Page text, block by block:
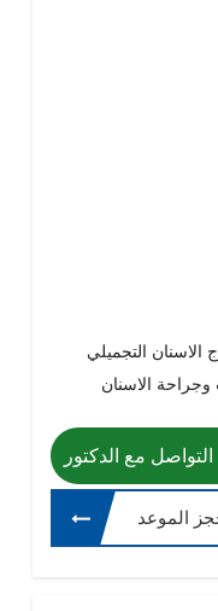
التجميلي
الاسنان
التواصل مع الدكتور
الموعد